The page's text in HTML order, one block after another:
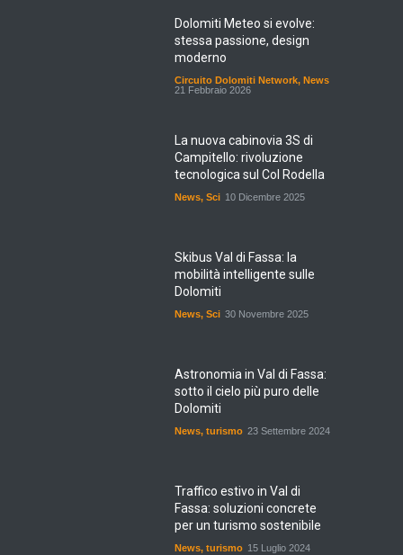
Dolomiti Meteo si evolve:
stessa passione, design
moderno
Circuito Dolomiti Network, News
21 Febbraio 2026
La nuova cabinovia 3S di
Campitello: rivoluzione
tecnologica sul Col Rodella
News, Sci 10 Dicembre 2025
Skibus Val di Fassa: la
mobilità intelligente sulle
Dolomiti
News, Sci 30 Novembre 2025
Astronomia in Val di Fassa:
sotto il cielo più puro delle
Dolomiti
News, turismo 23 Settembre 2024
Traffico estivo in Val di
Fassa: soluzioni concrete
per un turismo sostenibile
News, turismo 15 Luglio 2024